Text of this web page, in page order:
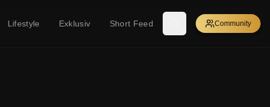
Lifestyle Exklusiv Short Feed Community